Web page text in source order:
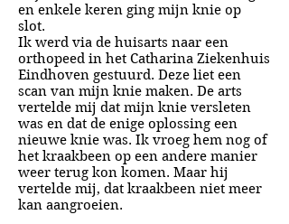
en enkele keren ging mijn knie op
slot.
Ik werd via de huisarts naar een
orthopeed in het Catharina Ziekenhuis
Eindhoven gestuurd. Deze liet een
scan van mijn knie maken. De arts
vertelde mij dat mijn knie versleten
was en dat de enige oplossing een
nieuwe knie was. Ik vroeg hem nog of
het kraakbeen op een andere manier
weer terug kon komen. Maar hij
vertelde mij, dat kraakbeen niet meer
kan aangroeien.